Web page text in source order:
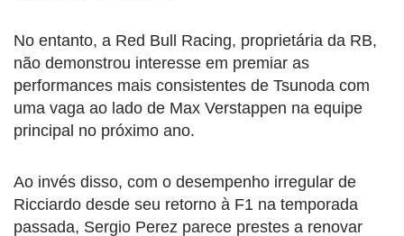
No entanto, a Red Bull Racing, proprietária da RB,
não demonstrou interesse em premiar as
performances mais consistentes de Tsunoda com
uma vaga ao lado de Max Verstappen na equipe
principal no próximo ano.
Ao invés disso, com o desempenho irregular de
Ricciardo desde seu retorno à F1 na temporada
passada, Sergio Perez parece prestes a renovar